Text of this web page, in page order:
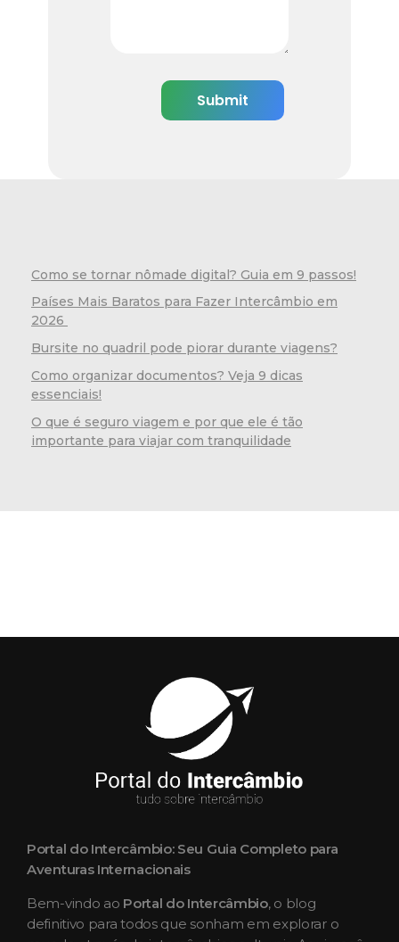
Como se tornar nômade digital? Guia em 9 passos!
Países Mais Baratos para Fazer Intercâmbio em
2026
Bursite no quadril pode piorar durante viagens?
Como organizar documentos? Veja 9 dicas
essenciais!
O que é seguro viagem e por que ele é tão
importante para viajar com tranquilidade
Portal do Intercâmbio: Seu Guia Completo para
Aventuras Internacionais
Bem-vindo ao Portal do Intercâmbio, o blog
definitivo para todos que sonham em explorar o